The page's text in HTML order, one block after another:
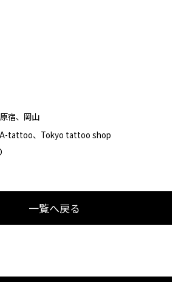
宿、岡山
A-tattoo、Tokyo tattoo shop
一覧へ戻る